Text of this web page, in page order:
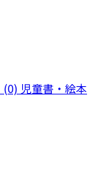
(0) 児童書・絵本